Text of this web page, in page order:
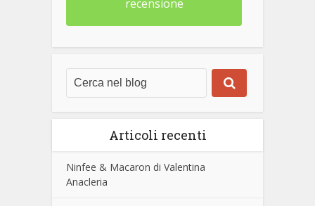
recensione
Articoli recenti
Ninfee & Macaron di Valentina
Anacleria